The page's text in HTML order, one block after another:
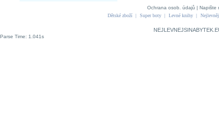
Ochrana osob. údajů | Napište
Dětské zboží | Super boty | Levné knihy |
Parse Time: 1.041s